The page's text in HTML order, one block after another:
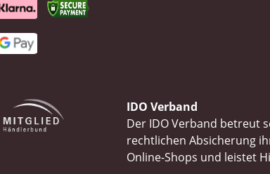
IDO Verband
Der IDO Verband betreut
rechtlichen Absicherung
Online-Shops und leistet